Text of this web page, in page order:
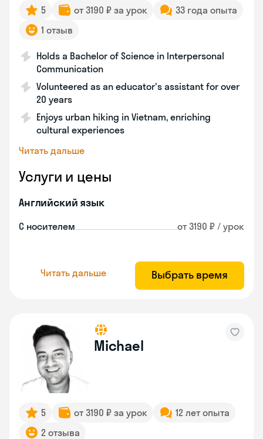
5 от 3190 ₽ за урок
33 года опыта
1 отзыв
Holds a Bachelor of Science in Interpersonal
Communication
Volunteered as an educator's assistant for over
20 years
Enjoys urban hiking in Vietnam, enriching
cultural experiences
Читать дальше
Услуги и цены
Английский язык
С носителем от 3190 ₽ / урок
Читать дальше Выбрать время
Michael
5 от 3190 ₽ за урок
12 лет опыта
2 отзыва